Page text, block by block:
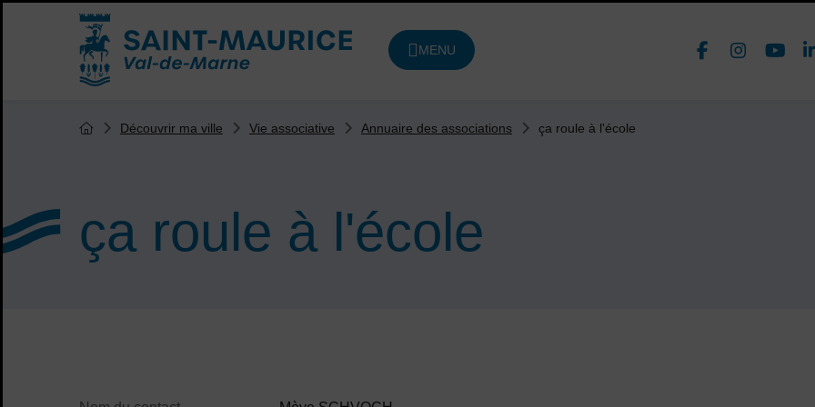
Accueil ville de Saint-Maurice
MENU
DE NAVIGATION PRINCIPALE Nous
ça roule à l'école
Vous êtes ici :
Page d'accueil du site
Découvrir ma ville Vie associative Annuaire des associations ça roule à l'école
Contenu de la fiche d'annuaire